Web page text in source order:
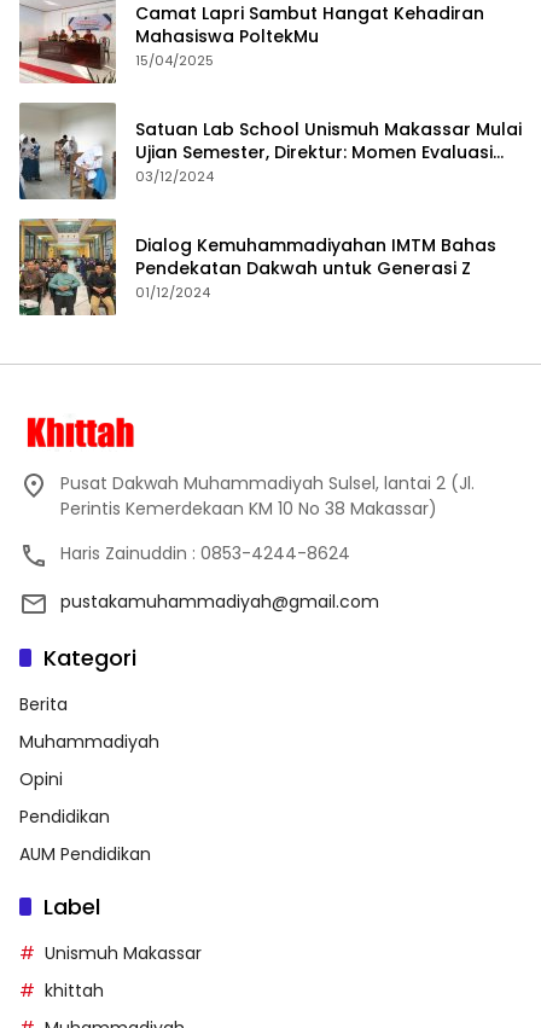
Camat Lapri Sambut Hangat Kehadiran
Mahasiswa PoltekMu
15/04/2025
Satuan Lab School Unismuh Makassar Mulai
Ujian Semester, Direktur: Momen Evaluasi
Proses Pembelajaran
03/12/2024
Dialog Kemuhammadiyahan IMTM Bahas
Pendekatan Dakwah untuk Generasi Z
01/12/2024
Pusat Dakwah Muhammadiyah Sulsel, lantai 2 (Jl.
Perintis Kemerdekaan KM 10 No 38 Makassar)
Haris Zainuddin : 0853-4244-8624
pustakamuhammadiyah@gmail.com
Kategori
Berita
Muhammadiyah
Opini
Pendidikan
AUM Pendidikan
Label
Unismuh Makassar
khittah